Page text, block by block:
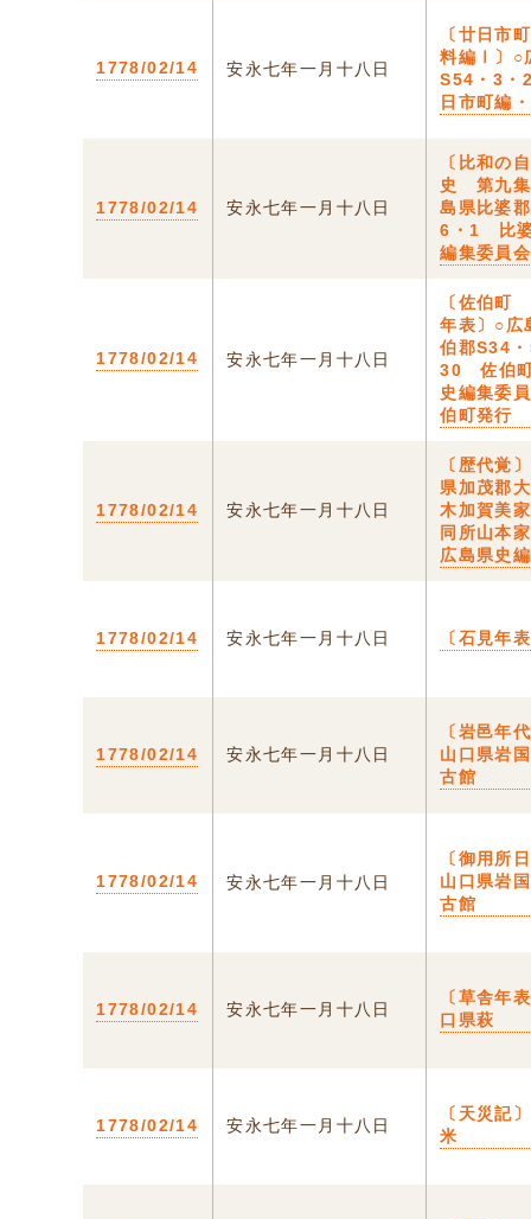
1778/02/14 安永七年一月十八日
〔廿日市
料編Ⅰ〕○
S54・3
日市町編
1778/02/14 安永七年一月十八日
〔比和の
史 第九
島県比婆
6・1 比
編集委員会
1778/02/14 安永七年一月十八日
〔佐伯町
年表〕○広
伯郡S34
30 佐伯
史編集委
伯町発行
1778/02/14 安永七年一月十八日
〔歴代覚
県加茂郡
木加賀美
同所山本
広島県史
1778/02/14 安永七年一月十八日 〔石見年
1778/02/14 安永七年一月十八日
〔岩邑年
山口県岩
古館
1778/02/14 安永七年一月十八日
〔御用所
山口県岩
古館
1778/02/14 安永七年一月十八日
〔草舎年
口県萩
1778/02/14 安永七年一月十八日
〔天災記
米